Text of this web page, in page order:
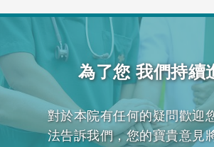
為了您 我們持續
對於本院有任何的疑問歡迎
法告訴我們，您的寶貴意見